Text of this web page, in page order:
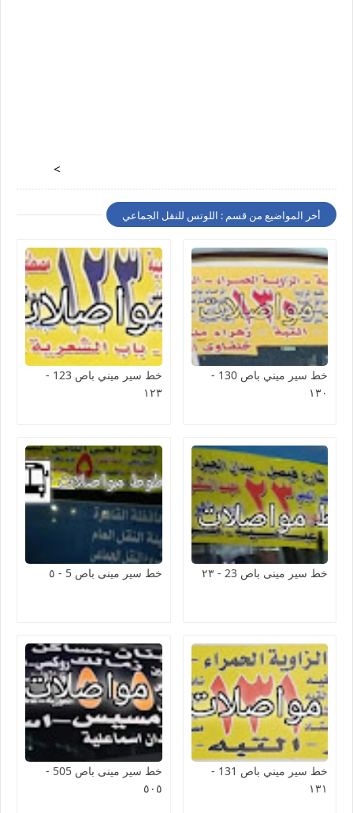
>
أخر المواضيع من قسم : اللوتس للنقل الجماعي
خط سير ميني باص 130 -
١٣٠
خط سير ميني باص 123 -
١٢٣
خط سير مينى باص 23 - ٢٣ خط سير مينى باص 5 - ٥
خط سير ميني باص 131 -
١٣١
خط سير مينى باص 505 -
٥٠٥